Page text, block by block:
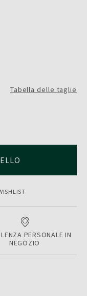
Tabella delle taglie
PERSONALE IN
NEGOZIO